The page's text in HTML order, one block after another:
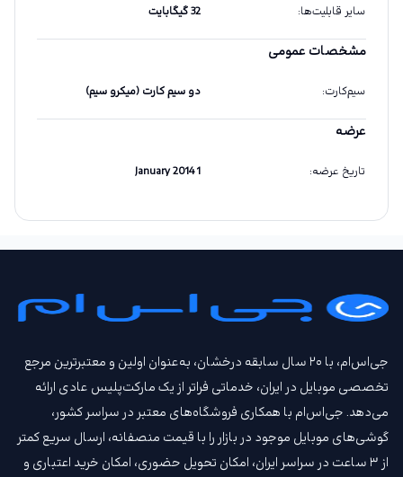
سایر قابلیت‌ها: 32 گیگابایت
مشخصات عمومی
سیم‌کارت: دو سیم کارت (میکرو سیم)
عرضه
تاریخ عرضه:
1 January 2014
جی‌اس‌ام، با ۲۰ سال سابقه درخشان، به‌عنوان اولین و معتبرترین مرجع
تخصصی موبایل در ایران، خدماتی فراتر از یک مارکت‌پلیس عادی ارائه
می‌دهد. جی‌اس‌ام با همکاری فروشگاه‌های معتبر در سراسر کشور،
گوشی‌های موبایل موجود در بازار را با قیمت‌ منصفانه، ارسال سریع کمتر
از ۳ ساعت در سراسر ایران، امکان تحویل حضوری، امکان خرید اعتباری و